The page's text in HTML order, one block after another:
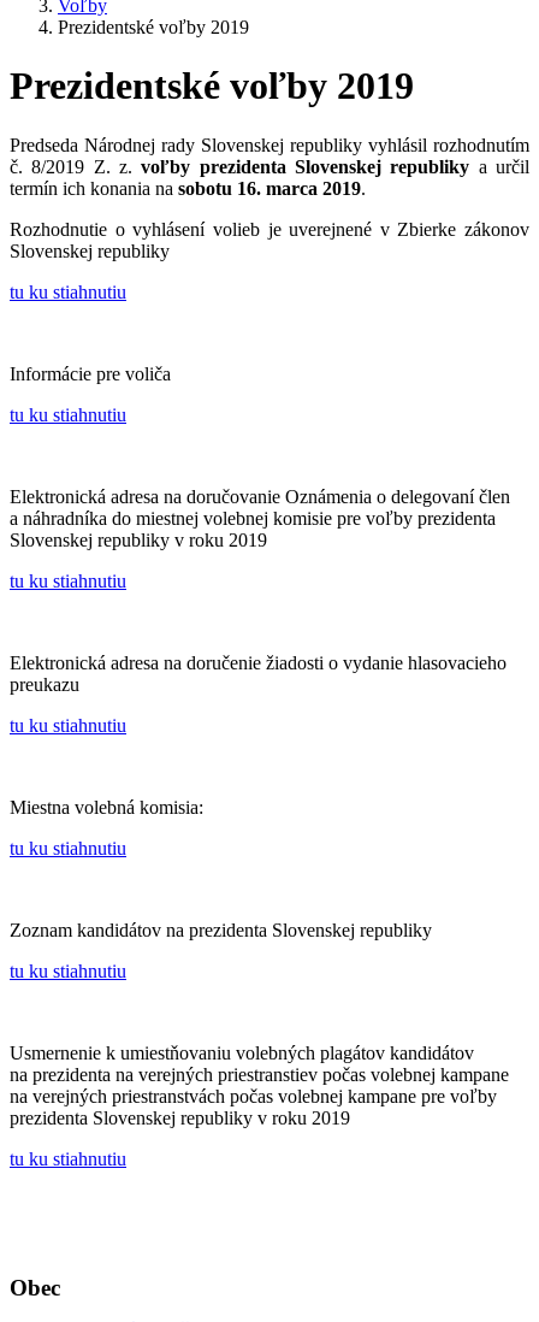
Voľby
Prezidentské voľby 2019
Prezidentské voľby 2019
Predseda Národnej rady Slovenskej republiky vyhlásil rozhodnutím
č. 8/2019 Z. z.voľby prezidenta Slovenskej republiky a určil
termín ich konania na sobotu 16. marca 2019.
Rozhodnutie o vyhlásení volieb je uverejnené v Zbierke zákonov
Slovenskej republiky
tu ku stiahnutiu
Informácie pre voliča
tu ku stiahnutiu
Elektronická adresa na doručovanie Oznámenia o delegovaní člen
a náhradníka do miestnej volebnej komisie pre voľby prezidenta
Slovenskej republiky v roku 2019
tu ku stiahnutiu
Elektronická adresa na doručenie žiadosti o vydanie hlasovacieho
preukazu
tu ku stiahnutiu
Miestna volebná komisia:
tu ku stiahnutiu
Zoznam kandidátov na prezidenta Slovenskej republiky
tu ku stiahnutiu
Usmernenie k umiestňovaniu volebných plagátov kandidátov
na prezidenta na verejných priestranstiev počas volebnej kampane
na verejných priestranstvách počas volebnej kampane pre voľby
prezidenta Slovenskej republiky v roku 2019
tu ku stiahnutiu
Obec